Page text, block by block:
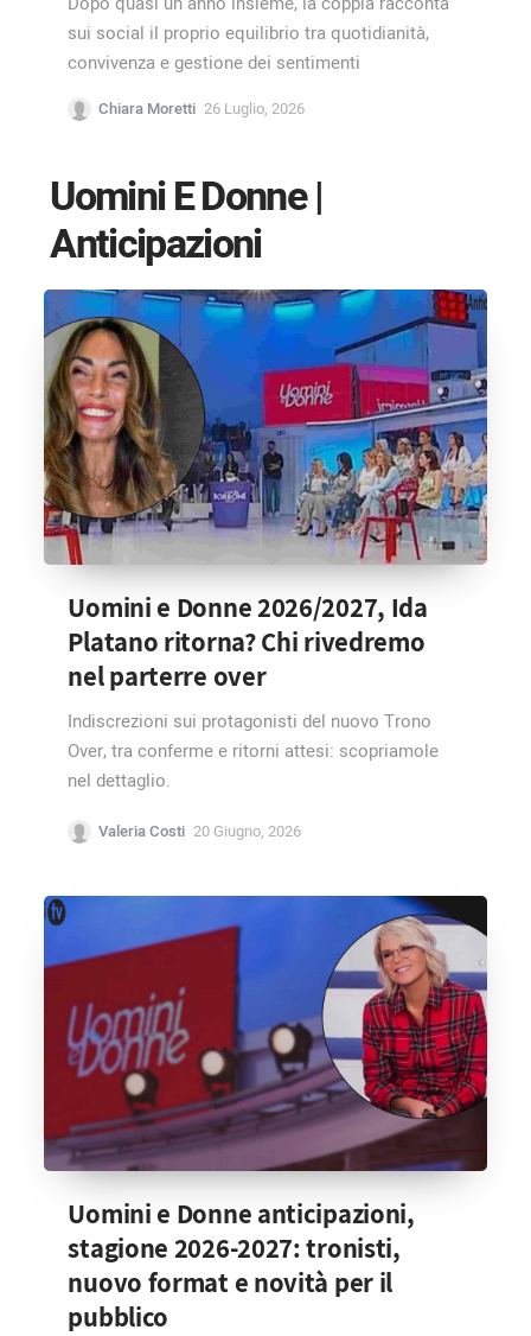
sui social il proprio equilibrio tra quotidianità,
convivenza e gestione dei sentimenti
Chiara Moretti 26 Luglio, 2026
Uomini E Donne |
Anticipazioni
Uomini e Donne 2026/2027, Ida
Platano ritorna? Chi rivedremo
nel parterre over
Indiscrezioni sui protagonisti del nuovo Trono
Over, tra conferme e ritorni attesi: scopriamole
nel dettaglio.
Valeria Costi 20 Giugno, 2026
Uomini e Donne anticipazioni,
stagione 2026-2027: tronisti,
nuovo format e novità per il
pubblico